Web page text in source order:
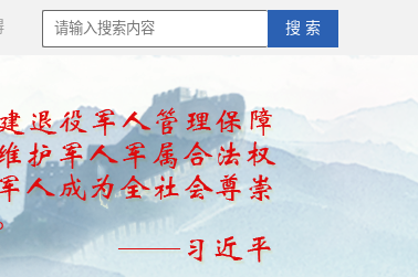
搜 索